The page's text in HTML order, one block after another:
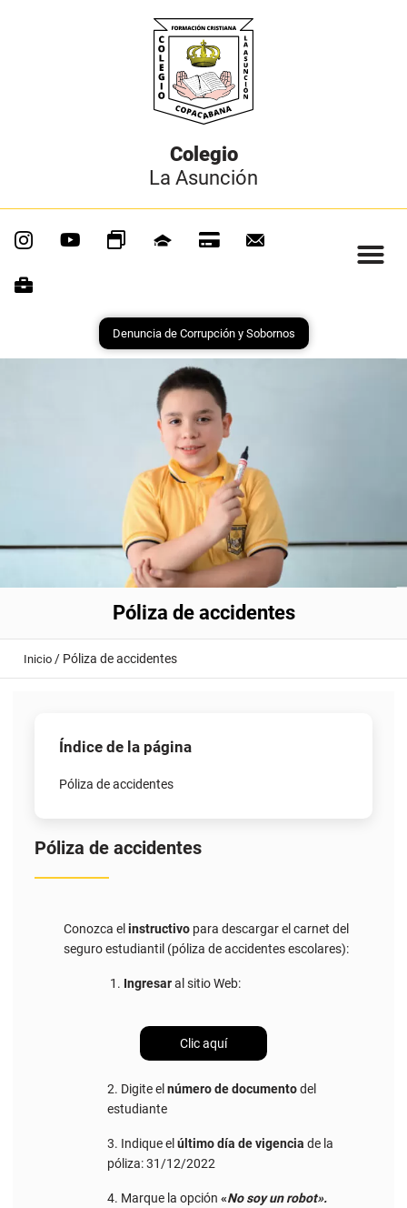
Colegio
La Asunción
Denuncia de Corrupción y Sobornos
Póliza de accidentes
Inicio / Póliza de accidentes
Índice de la página
Póliza de accidentes
Póliza de accidentes
Conozca el instructivo para descargar el carnet del
seguro estudiantil (póliza de accidentes escolares):
Ingresaral sitio Web:
Clic aquí
2. Digite el número de documentodel
estudiante
3. Indique el último día de vigencia de la
póliza: 31/12/2022
4. Marque la opción «No soy un robot».